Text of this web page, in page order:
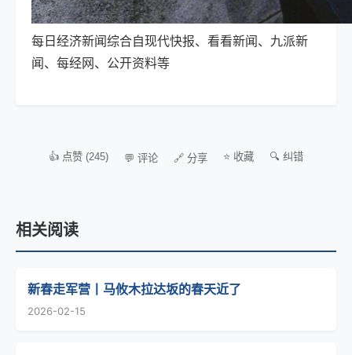
每日经济新闻综合自现代快报、看看新闻、九派新
闻、每经网、公开资料等
👍 点赞 (245) 💬 评论 🔗 分享 ⭐ 收藏 🔍 纠错
相关阅读
新春走军营丨马攸木拉达坂的春天近了
2026-02-15